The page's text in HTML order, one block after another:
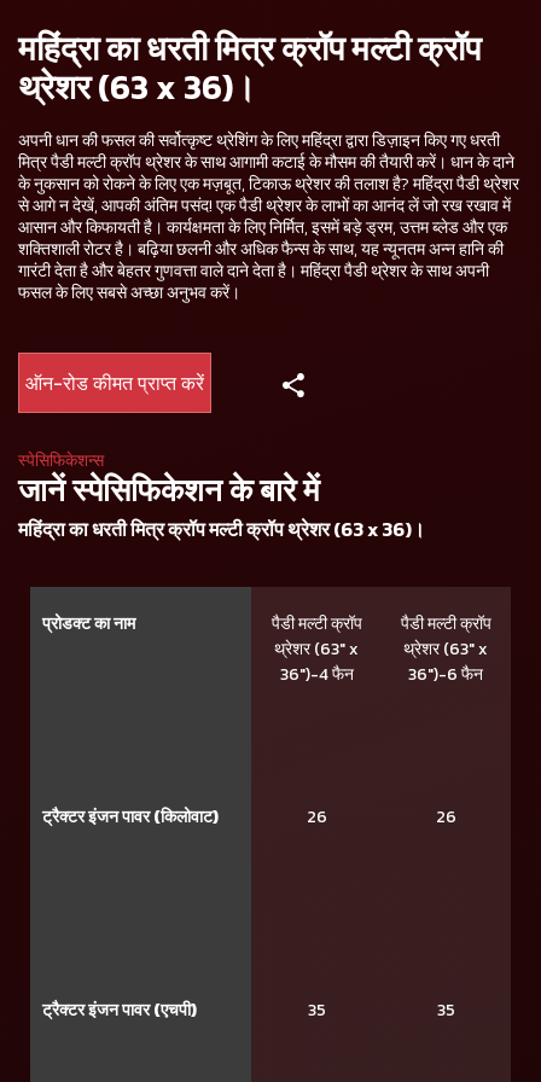
महिंद्रा का धरती मित्र क्रॉप मल्टी क्रॉप
थ्रेशर (63 x 36)।
अपनी धान की फसल की सर्वोत्कृष्ट थ्रेशिंग के लिए महिंद्रा द्वारा डिज़ाइन किए गए धरती
मित्र पैडी मल्टी क्रॉप थ्रेशर के साथ आगामी कटाई के मौसम की तैयारी करें। धान के दाने
के नुकसान को रोकने के लिए एक मज़बूत, टिकाऊ थ्रेशर की तलाश है? महिंद्रा पैडी थ्रेशर
से आगे न देखें, आपकी अंतिम पसंद! एक पैडी थ्रेशर के लाभों का आनंद लें जो रख रखाव में
आसान और किफायती है। कार्यक्षमता के लिए निर्मित, इसमें बड़े ड्रम, उत्तम ब्लेड और एक
शक्तिशाली रोटर है। बढ़िया छलनी और अधिक फैन्स के साथ, यह न्यूनतम अन्न हानि की
गारंटी देता है और बेहतर गुणवत्ता वाले दाने देता है। महिंद्रा पैडी थ्रेशर के साथ अपनी
फसल के लिए सबसे अच्छा अनुभव करें।
ऑन-रोड कीमत प्राप्त करें
स्पेसिफिकेशन्स
जानें स्पेसिफिकेशन के बारे में
महिंद्रा का धरती मित्र क्रॉप मल्टी क्रॉप थ्रेशर (63 x 36)।
प्रोडक्ट का नाम
ट्रैक्टर इंजन पावर (किलोवाट)
ट्रैक्टर इंजन पावर (एचपी)
पैडी मल्टी क्रॉप
थ्रेशर (63" x
36")-4 फैन
26
35
पैडी मल्टी क्रॉप
थ्रेशर (63" x
36")-6 फैन
26
35